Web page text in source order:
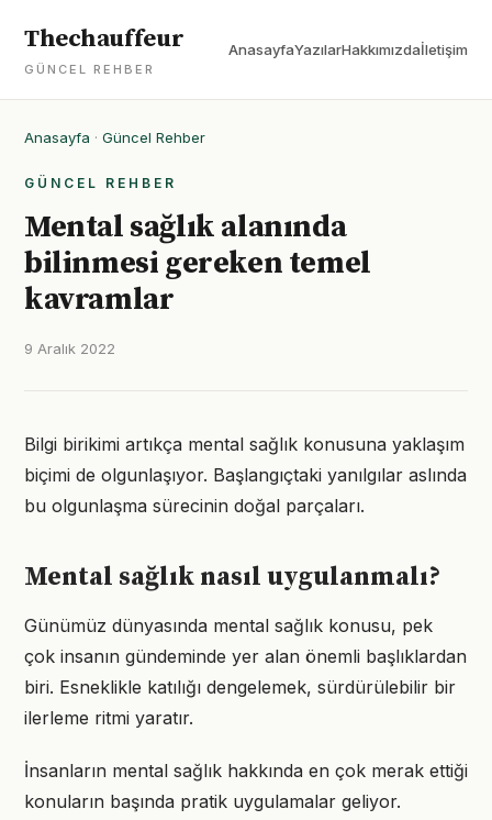
Thechauffeur
GÜNCEL REHBER
AnasayfaYazılarHakkımızdaİletişim
Anasayfa · Güncel Rehber
GÜNCEL REHBER
Mental sağlık alanında
bilinmesi gereken temel
kavramlar
9 Aralık 2022
Bilgi birikimi artıkça mental sağlık konusuna yaklaşım
biçimi de olgunlaşıyor. Başlangıçtaki yanılgılar aslında
bu olgunlaşma sürecinin doğal parçaları.
Mental sağlık nasıl uygulanmalı?
Günümüz dünyasında mental sağlık konusu, pek
çok insanın gündeminde yer alan önemli başlıklardan
biri. Esneklikle katılığı dengelemek, sürdürülebilir bir
ilerleme ritmi yaratır.
İnsanların mental sağlık hakkında en çok merak ettiği
konuların başında pratik uygulamalar geliyor.